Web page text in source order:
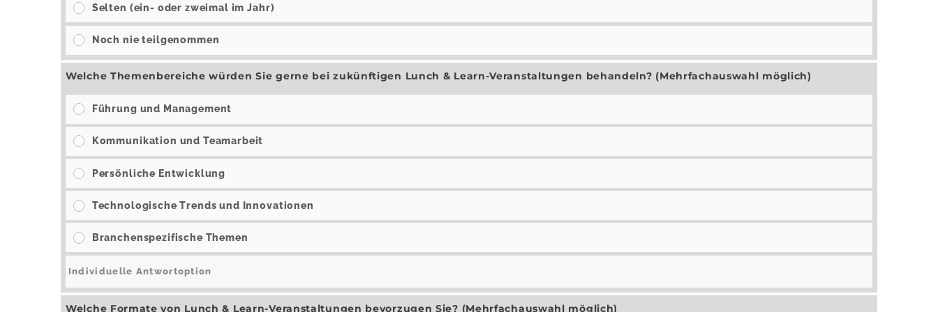
Selten (ein- oder zweimal im Jahr)
Noch nie teilgenommen
Welche Themenbereiche würden Sie gerne bei zukünftigen Lunch & Learn-Veranstaltungen behandeln? (Mehrfachauswahl möglich)
Führung und Management
Kommunikation und Teamarbeit
Persönliche Entwicklung
Technologische Trends und Innovationen
Branchenspezifische Themen
Welche Formate von Lunch & Learn-Veranstaltungen bevorzugen Sie? (Mehrfachauswahl möglich)